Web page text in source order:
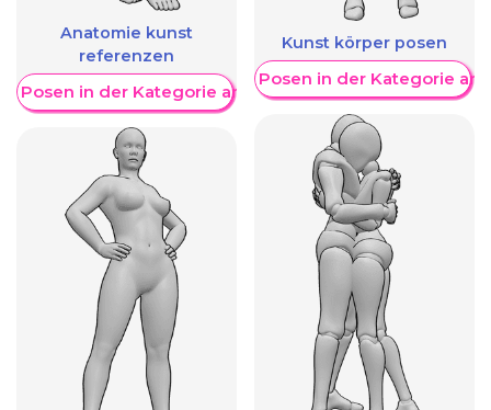
Anatomie kunst
referenzen
Posen in der Kategorie anzeigen
Kunst körper posen
Weitere Posen in der Kategorie